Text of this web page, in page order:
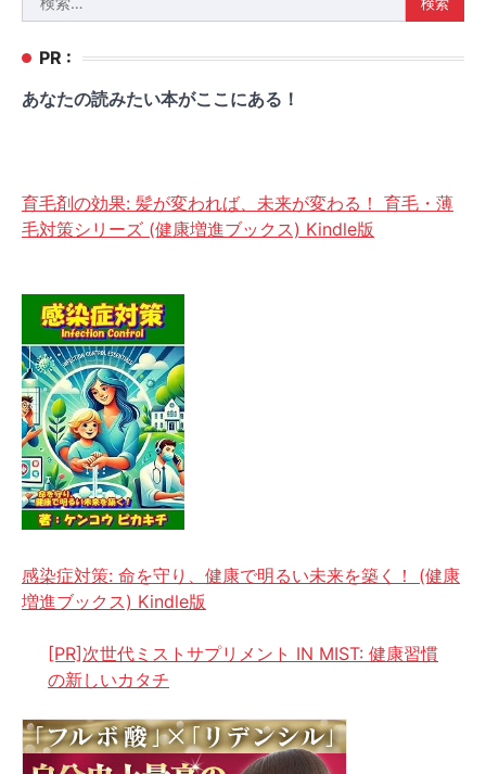
索:
PR :
あなたの読みたい本がここにある！
育毛剤の効果: 髪が変われば、未来が変わる！ 育毛・薄
毛対策シリーズ (健康増進ブックス) Kindle版
感染症対策: 命を守り、健康で明るい未来を築く！ (健康
増進ブックス) Kindle版
[PR]次世代ミストサプリメント IN MIST: 健康習慣
の新しいカタチ